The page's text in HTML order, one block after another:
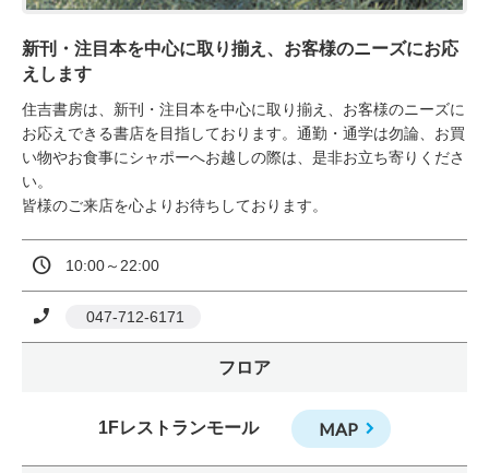
新刊・注目本を中心に取り揃え、お客様のニーズにお応
えします
住吉書房は、新刊・注目本を中心に取り揃え、お客様のニーズに
お応えできる書店を目指しております。通勤・通学は勿論、お買
い物やお食事にシャポーへお越しの際は、是非お立ち寄りくださ
い。
皆様のご来店を心よりお待ちしております。
10:00～22:00
047-712-6171
フロア
1Fレストランモール MAP